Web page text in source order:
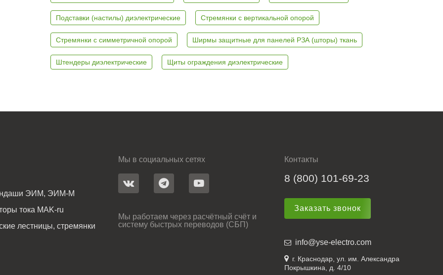
Подставки (настилы) диэлектрические Стремянки с вертикальной опорой
Стремянки с симметричной опорой Ширмы защитные для панелей РЗА (шторы) ткань
Штендеры диэлектрические Щиты ограждения диэлектрические
ЭИМ, ЭИМ-М
тока MAK-ru
лестницы, стремянки
Мы в социальных сетях
Мы работаем через расчётный счёт и
систему быстрых переводов (СБП)
Контакты
8 (800) 101-69-23
Заказать звонок
info@yse-electro.com
г. Краснодар, ул. им. Александра
Покрышкина, д. 4/10